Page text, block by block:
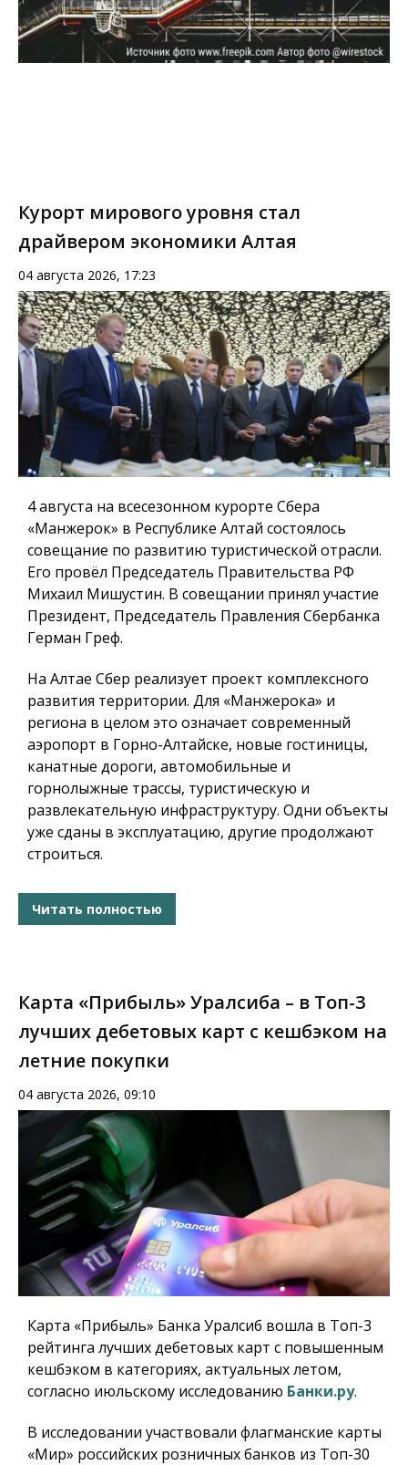
Курорт мирового уровня стал
драйвером экономики Алтая
04 августа 2026, 17:23
4 августа на всесезонном курорте Сбера
«Манжерок» в Республике Алтай состоялось
совещание по развитию туристической отрасли.
Его провёл Председатель Правительства РФ
Михаил Мишустин. В совещании принял участие
Президент, Председатель Правления Сбербанка
Герман Греф.
На Алтае Сбер реализует проект комплексного
развития территории. Для «Манжерока» и
региона в целом это означает современный
аэропорт в Горно-Алтайске, новые гостиницы,
канатные дороги, автомобильные и
горнолыжные трассы, туристическую и
развлекательную инфраструктуру. Одни объекты
уже сданы в эксплуатацию, другие продолжают
строиться.
Читать полностью
Карта «Прибыль» Уралсиба – в Топ-3
лучших дебетовых карт с кешбэком на
летние покупки
04 августа 2026, 09:10
Карта «Прибыль» Банка Уралсиб вошла в Топ-3
рейтинга лучших дебетовых карт с повышенным
кешбэком в категориях, актуальных летом,
согласно июльскому исследованию Банки.ру.
В исследовании участвовали флагманские карты
«Мир» российских розничных банков из Топ-30